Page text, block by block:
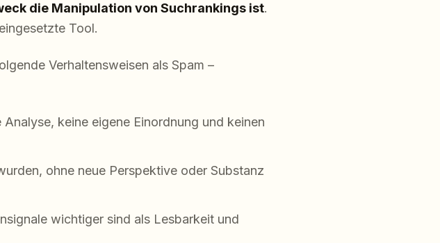
die Manipulation von Suchrankings ist.
Tool.
Verhaltensweisen als Spam –
keine eigene Einordnung und keinen
ohne neue Perspektive oder Substanz
wichtiger sind als Lesbarkeit und